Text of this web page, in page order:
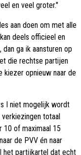
en veel groter."
aan doen om met alle
deels officieel en
ga ik aansturen op
die rechtse partijen
kiezer opnieuw naar de
I niet mogelijk wordt
totaal
10 of maximaal 15
de PVV én naar
het partijkartel dat echt